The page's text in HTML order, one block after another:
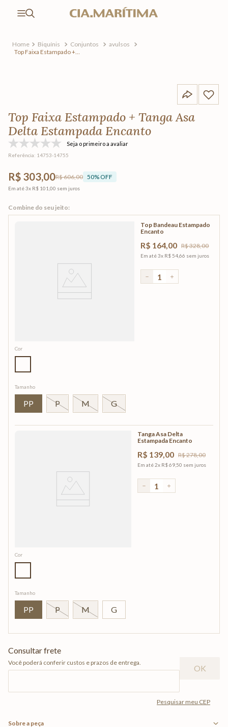
Biquínis Conjuntos
avulsos
Top Faixa Estampado +
Top Faixa Estampado + Tanga Asa
Delta Estampada Encanto
Seja o primeiro a avaliar
Referência: 14753-14755
R$ 303,00R$ 606,00 50% OFF
Em até3x R$ 101,00 sem juros
Top Bandeau Estampado
Encanto
R$ 164,00 R$328,00
Em até3x R$ 54,66 sem juros
＋
－
Cor
Tamanho
PP P M G
Tanga Asa Delta
Estampada Encanto
R$ 139,00 R$278,00
Em até2x R$69,50 sem juros
＋
－
Cor
Tamanho
PP P M G
Sobre a peça